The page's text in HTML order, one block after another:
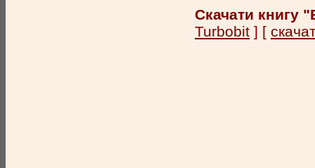
Скачати книгу
Turbobit ] [